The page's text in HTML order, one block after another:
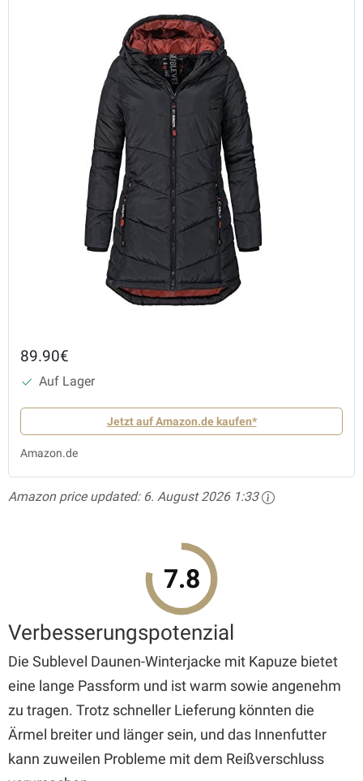
89.90€
Auf Lager
Jetzt auf Amazon.de kaufen*
Amazon.de
Amazon price updated: 6. August 2026 1:33
7.8
Verbesserungspotenzial
Die Sublevel Daunen-Winterjacke mit Kapuze bietet
eine lange Passform und ist warm sowie angenehm
zu tragen. Trotz schneller Lieferung könnten die
Ärmel breiter und länger sein, und das Innenfutter
kann zuweilen Probleme mit dem Reißverschluss